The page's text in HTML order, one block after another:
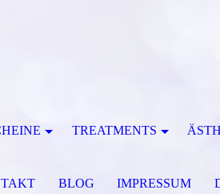
TREATMENTS
BLOG IMPRESSUM